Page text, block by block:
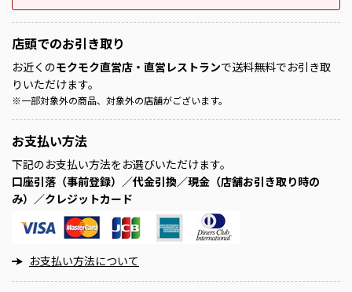
店頭でのお引き取り
お近くのモクモク直営店・直営レストランで送料無料でお引き取
りいただけます。
※一部対象外の商品、対象外の店舗がございます。
お支払い方法
下記のお支払い方法をお選びいただけます。
口座引落（事前登録）／代金引換／現金（店舗お引き取り時の
み）／クレジットカード
お支払い方法について